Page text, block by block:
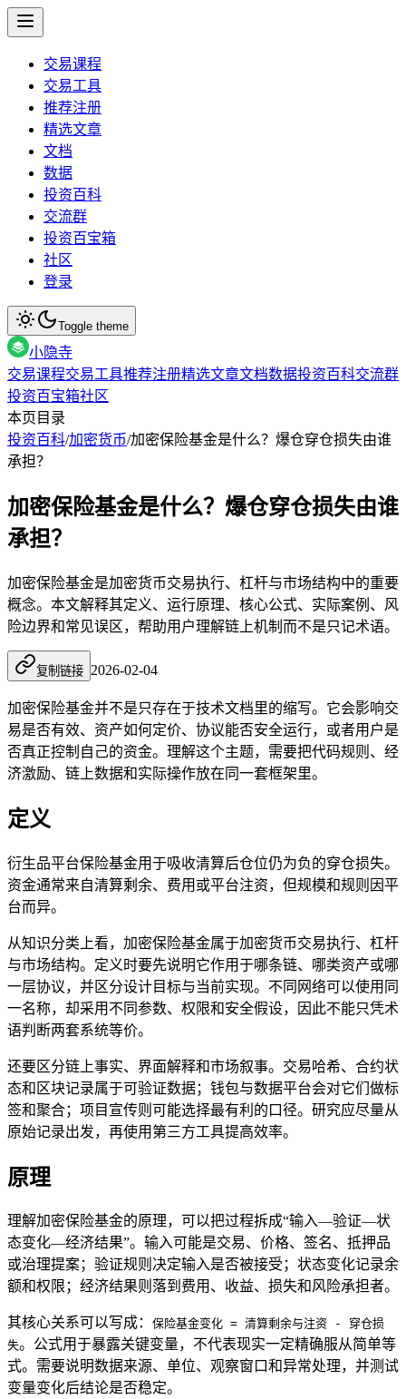
交易课程
交易工具
推荐注册
精选文章
文档
数据
投资百科
交流群
投资百宝箱
社区
登录
Toggle theme
小隐寺
交易课程交易工具推荐注册精选文章文档数据投资百科交流群
投资百宝箱社区
本页目录
投资百科/加密货币/加密保险基金是什么？爆仓穿仓损失由谁
承担？
加密保险基金是什么？爆仓穿仓损失由谁
承担？
加密保险基金是加密货币交易执行、杠杆与市场结构中的重要
概念。本文解释其定义、运行原理、核心公式、实际案例、风
险边界和常见误区，帮助用户理解链上机制而不是只记术语。
复制链接 2026-02-04
加密保险基金并不是只存在于技术文档里的缩写。它会影响交
易是否有效、资产如何定价、协议能否安全运行，或者用户是
否真正控制自己的资金。理解这个主题，需要把代码规则、经
济激励、链上数据和实际操作放在同一套框架里。
定义
衍生品平台保险基金用于吸收清算后仓位仍为负的穿仓损失。
资金通常来自清算剩余、费用或平台注资，但规模和规则因平
台而异。
从知识分类上看，加密保险基金属于加密货币交易执行、杠杆
与市场结构。定义时要先说明它作用于哪条链、哪类资产或哪
一层协议，并区分设计目标与当前实现。不同网络可以使用同
一名称，却采用不同参数、权限和安全假设，因此不能只凭术
语判断两套系统等价。
还要区分链上事实、界面解释和市场叙事。交易哈希、合约状
态和区块记录属于可验证数据；钱包与数据平台会对它们做标
签和聚合；项目宣传则可能选择最有利的口径。研究应尽量从
原始记录出发，再使用第三方工具提高效率。
原理
理解加密保险基金的原理，可以把过程拆成“输入—验证—状
态变化—经济结果”。输入可能是交易、价格、签名、抵押品
或治理提案；验证规则决定输入是否被接受；状态变化记录余
额和权限；经济结果则落到费用、收益、损失和风险承担者。
其核心关系可以写成： 保险基金变化 = 清算剩余与注资 - 穿仓损
失。公式用于暴露关键变量，不代表现实一定精确服从简单等
式。需要说明数据来源、单位、观察窗口和异常处理，并测试
变量变化后结论是否稳定。